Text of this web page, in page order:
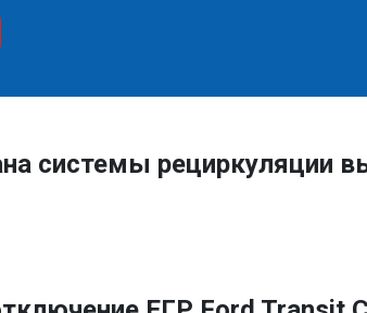
системы рециркуляции